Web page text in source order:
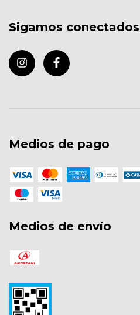
Sigamos conectados
Medios de pago
Medios de envío